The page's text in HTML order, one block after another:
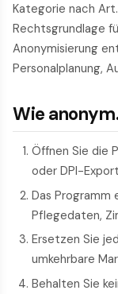
Kategorie nach
Rechtsgrundlage
Anonymisierung
Personalplanung,
Wie
Öffnen Sie die
oder DPI-
Das Programm
Pflegedaten,
Ersetzen Sie
umkehrbare
Behalten Sie